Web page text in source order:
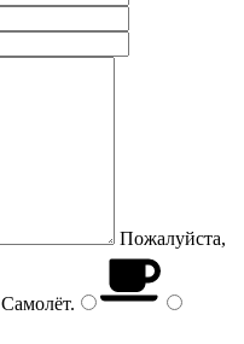
Пожалуйста,
Самолёт.